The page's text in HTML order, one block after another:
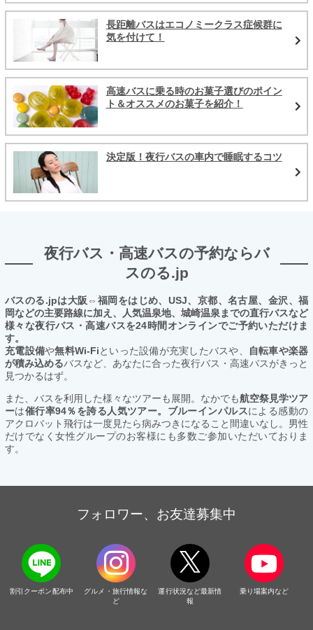
長距離バスはエコノミークラス症候群に
気を付けて！
高速バスに乗る時のお菓子選びのポイン
ト＆オススメのお菓子を紹介！
決定版！夜行バスの車内で睡眠するコツ
夜行バス・高速バスの予約ならバ
スのる.jp
バスのる.jpは大阪⇔福岡をはじめ、USJ、京都、名古屋、金沢、福
岡などの主要路線に加え、人気温泉地、城崎温泉までの直行バスなど
様々な夜行バス・高速バスを24時間オンラインでご予約いただけま
す。
充電設備や無料Wi-Fiといった設備が充実したバスや、
自転車や楽器
が積み込めるバスなど、あなたに合った夜行バス・高速バスがきっと
見つかるはず。
また、バスを利用した様々なツアーも展開。なかでも航空祭見学ツア
ーは催行率94％を誇る人気ツアー。ブルーインパルスによる感動の
アクロバット飛行は一度見たら病みつきになること間違いなし。男性
だけでなく女性グループのお客様にも多数ご参加いただいておりま
す。
フォロワー、お友達募集中
割引クーポン配布中
グルメ・旅行情報な
ど
運行状況など最新情
報
乗り場案内など